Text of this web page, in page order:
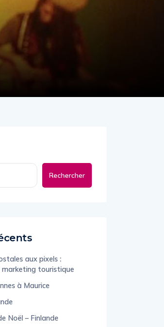
Rechercher
aux pixels :
marketing touristique
à Maurice
Noël – Finlande